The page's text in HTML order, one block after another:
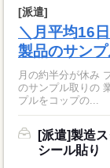
[派遣]
＼月平均16
製品のサンプ
月の約半分が休み
のサンプル取りの
プルをコップの...
[派遣]製造
シール貼り